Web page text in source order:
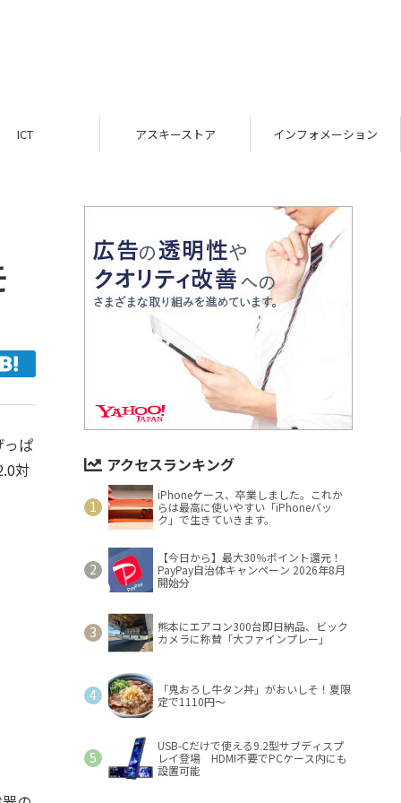
ICT アスキーストア インフォメーション
っぱ
対
アクセスランキング
iPhoneケース、卒業しました。これか
らは最高に使いやすい「iPhoneバッ
ク」で生きていきます。
【今日から】最大30％ポイント還元！
PayPay自治体キャンペーン 2026年8月
開始分
熊本にエアコン300台即日納品、ビック
カメラに称賛「大ファインプレー」
「鬼おろし牛タン丼」がおいしそ！夏限
定で1110円～
USB-Cだけで使える9.2型サブディスプ
レイ登場 HDMI不要でPCケース内にも
設置可能